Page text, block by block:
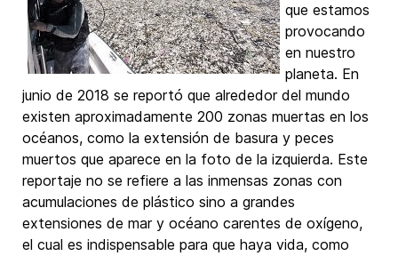
que estamos
provocando
en nuestro
planeta. En
junio de 2018 se reportó que alrededor del mundo
existen aproximadamente 200 zonas muertas en los
océanos, como la extensión de basura y peces
muertos que aparece en la foto de la izquierda. Este
reportaje no se refiere a las inmensas zonas con
acumulaciones de plástico sino a grandes
extensiones de mar y océano carentes de oxígeno,
el cual es indispensable para que haya vida, como